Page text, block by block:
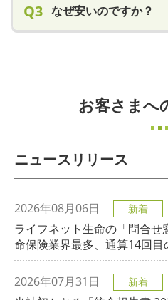
Q3 なぜ安いのですか？
お客さまへ
ニュースリリース
2026年08月06日 新着
ライフネット生命の「問合
命保険業界最多、通算14回目
2026年07月31日 新着